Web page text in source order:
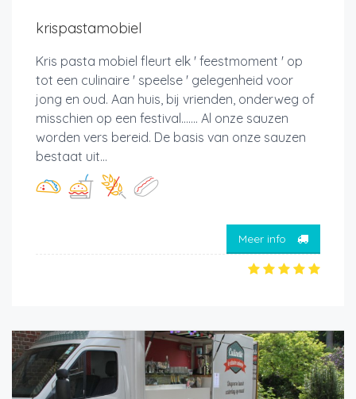
krispastamobiel
Kris pasta mobiel fleurt elk ' feestmoment ' op
tot een culinaire ' speelse ' gelegenheid voor
jong en oud. Aan huis, bij vrienden, onderweg of
misschien op een festival....... Al onze sauzen
worden vers bereid. De basis van onze sauzen
bestaat uit...
Meer info